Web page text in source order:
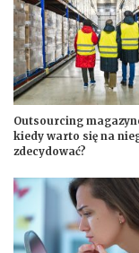
Outsourcing
kiedy warto się na
zdecydować?